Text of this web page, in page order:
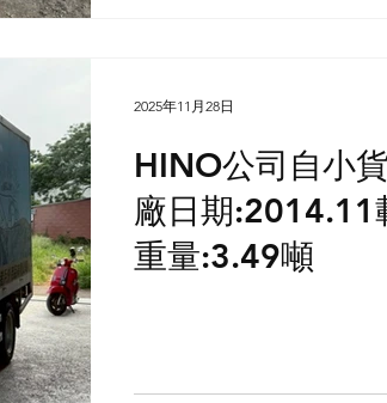
HINO公司自小
廠日期:2014.11
重量:3.49噸
2025年11月28日